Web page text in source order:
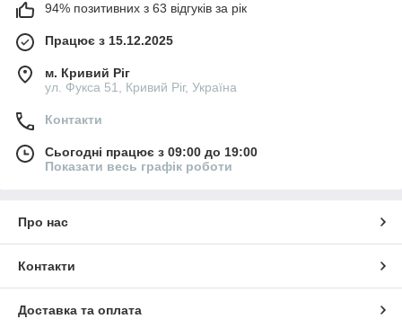
94% позитивних з 63 відгуків за рік
Працює з 15.12.2025
м. Кривий Ріг
ул. Фукса 51, Кривий Ріг, Україна
Контакти
Сьогодні працює з 09:00 до 19:00
Показати весь графік роботи
Про нас
Контакти
Доставка та оплата